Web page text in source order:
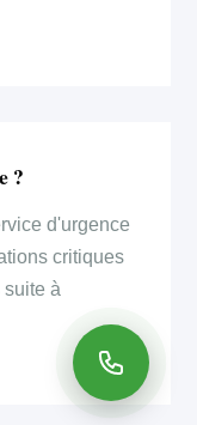
?
d'urgence
critiques
suite à